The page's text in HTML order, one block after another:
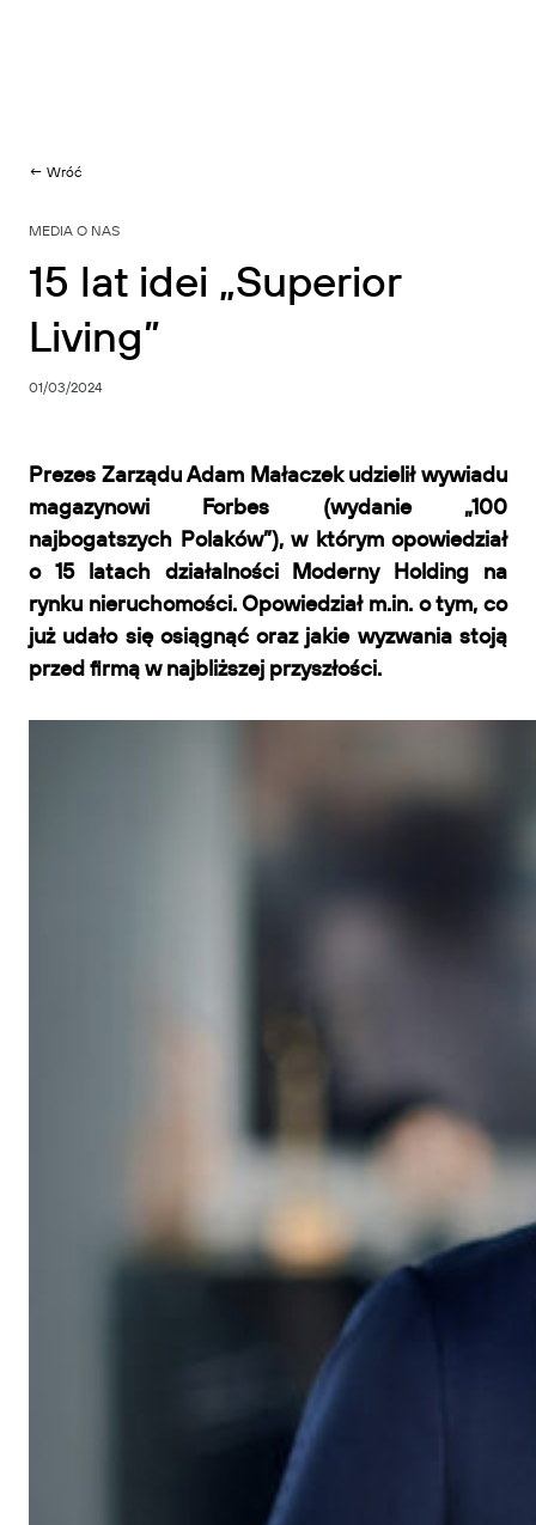
← Wróć
MEDIA O NAS
15 lat idei „Superior
Living”
01/03/2024
Prezes Zarządu Adam Małaczek udzielił wywiadu
magazynowi Forbes (wydanie „100
najbogatszych Polaków”), w którym opowiedział
o 15 latach działalności Moderny Holding na
rynku nieruchomości. Opowiedział m.in. o tym, co
już udało się osiągnąć oraz jakie wyzwania stoją
przed firmą w najbliższej przyszłości.